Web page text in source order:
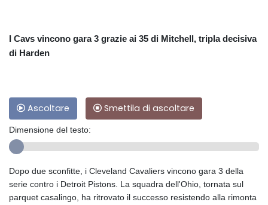
I Cavs vincono gara 3 grazie ai 35 di Mitchell, tripla decisiva
di Harden
Ascoltare Smettila di ascoltare
Dimensione del testo:
Dopo due sconfitte, i Cleveland Cavaliers vincono gara 3 della
serie contro i Detroit Pistons. La squadra dell'Ohio, tornata sul
parquet casalingo, ha ritrovato il successo resistendo alla rimonta